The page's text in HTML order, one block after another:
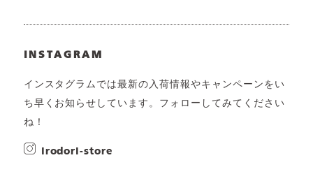
INSTAGRAM
インスタグラムでは最新の入荷情報やキャンペーンをい
ち早くお知らせしています。フォローしてみてください
ね！
irodori-store